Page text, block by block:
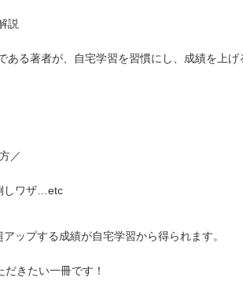
説
る著者が、自宅学習を習慣にし、成績を上
／
しワザ…etc
ップする成績が自宅学習から得られます。
きたい一冊です！